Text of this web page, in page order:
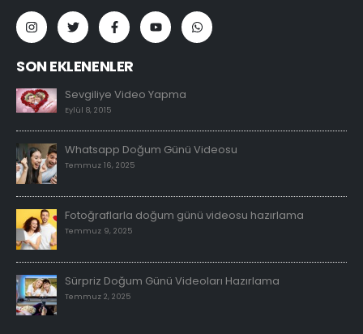
SON EKLENENLER
Sevgiliye Video Yapma
Eylül 8, 2015
Whatsapp Doğum Günü Videosu
Temmuz 16, 2025
Fotoğraflarla doğum günü videosu hazırlama
Temmuz 9, 2025
Sürpriz Doğum Günü Videoları Hazırlama
Temmuz 2, 2025